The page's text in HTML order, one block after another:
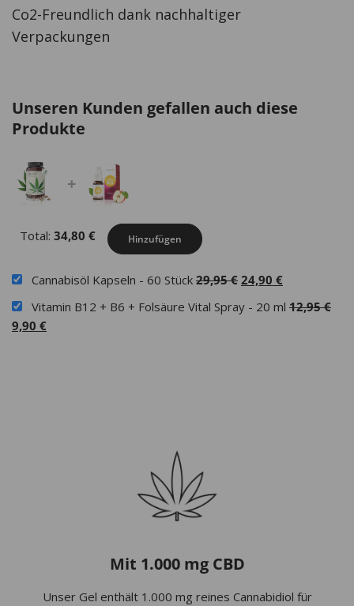
Co2-Freundlich dank nachhaltiger
Verpackungen
Unseren Kunden gefallen auch diese
Produkte
+
Total: 34,80 € Hinzufügen
Cannabisöl Kapseln - 60 Stück 29,95€ Ursprünglicher
war:
24,90 €
Vitamin B12 + B6 + Folsäure Vital Spray - 20 ml 12,95€
9,90 €
Mit 1.000 mg CBD
Unser Gel enthält 1.000 mg reines Cannabidiol für